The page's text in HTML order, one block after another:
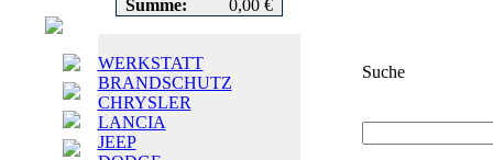
Summe:
0,00 €
WERKSTATT
BRANDSCHUTZ
CHRYSLER
LANCIA
JEEP
Suche